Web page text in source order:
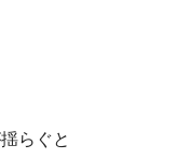
らぐと